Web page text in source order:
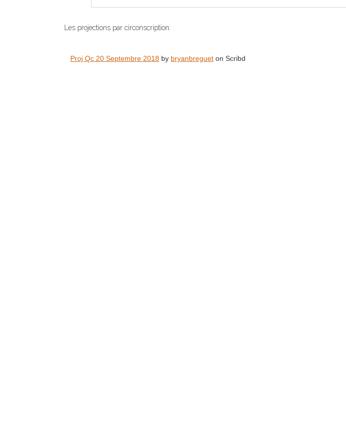
Les projections par circonscription:
Proj Qc 20 Septembre 2018 by bryanbreguet on Scribd